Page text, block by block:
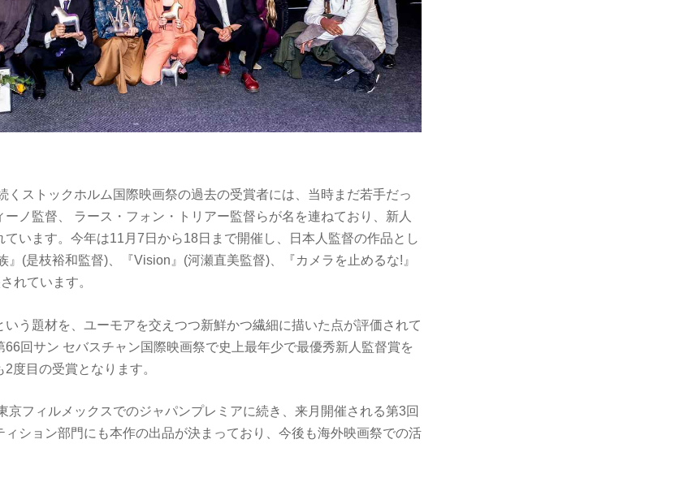
くストックホルム国際映画祭の過去の受賞者には、当時まだ若手だっ
ノ監督、 ラース・フォン・トリアー監督らが名を連ねており、新人
います。今年は11月7日から18日まで開催し、日本人監督の作品とし
』(是枝裕和監督)、『Vision』(河瀬直美監督)、『カメラを止めるな!』
れています。
いう題材を、ユーモアを交えつつ新鮮かつ繊細に描いた点が評価されて
66回サン セバスチャン国際映画祭で史上最年少で最優秀新人監督賞を
度目の受賞となります。
京フィルメックスでのジャパンプレミアに続き、来月開催される第3回
ィション部門にも本作の出品が決まっており、今後も海外映画祭での活